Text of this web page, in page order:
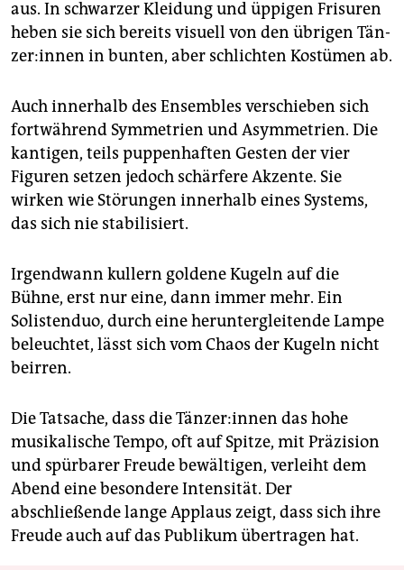
aus. In schwarzer Kleidung und üppigen Frisuren
heben sie sich bereits visuell von den übrigen Tän­
ze­r:in­nen in bunten, aber schlichten Kostümen ab.
Auch innerhalb des Ensembles verschieben sich
fortwährend Symmetrien und Asymmetrien. Die
kantigen, teils puppenhaften Gesten der vier
Figuren setzen jedoch schärfere Akzente. Sie
wirken wie Störungen innerhalb eines Systems,
das sich nie stabilisiert.
Irgendwann kullern goldene Kugeln auf die
Bühne, erst nur eine, dann immer mehr. Ein
Solistenduo, durch eine heruntergleitende Lampe
beleuchtet, lässt sich vom Chaos der Kugeln nicht
beirren.
Die Tatsache, dass die Tän­ze­r:in­nen das hohe
musikalische Tempo, oft auf Spitze, mit Präzision
und spürbarer Freude bewältigen, verleiht dem
Abend eine besondere Intensität. Der
abschließende lange Applaus zeigt, dass sich ihre
Freude auch auf das Publikum übertragen hat.